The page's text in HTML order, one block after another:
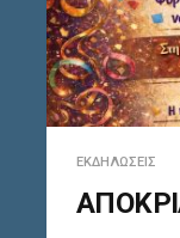
ΕΚΔΗΛΏΣΕΙΣ